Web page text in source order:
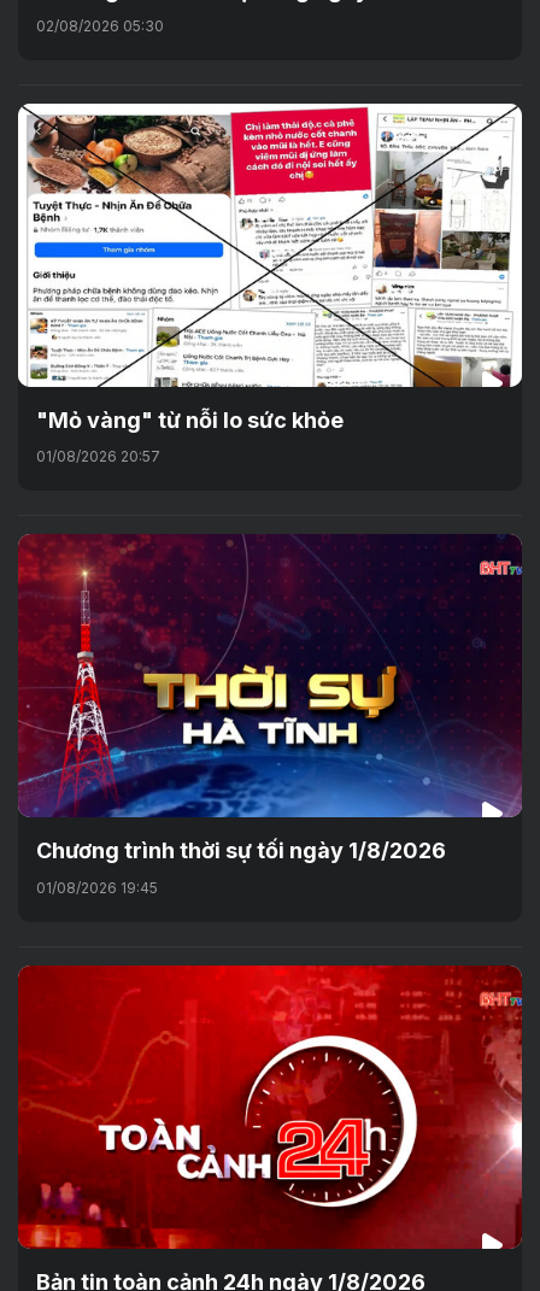
02/08/2026 05:30
"Mỏ vàng" từ nỗi lo sức khỏe
01/08/2026 20:57
Chương trình thời sự tối ngày 1/8/2026
01/08/2026 19:45
Bản tin toàn cảnh 24h ngày 1/8/2026